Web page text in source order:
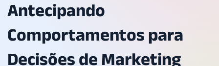
Antecipando
Comportamentos para
Decisões de Marketing